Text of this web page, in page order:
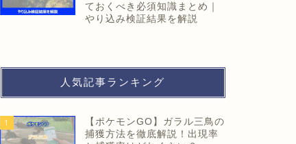
ておくべき必須知識まとめ｜
やり込み検証結果を解説
人気記事ランキング
1
【ポケモンGO】ガラル三鳥の
捕獲方法を徹底解説！出現率